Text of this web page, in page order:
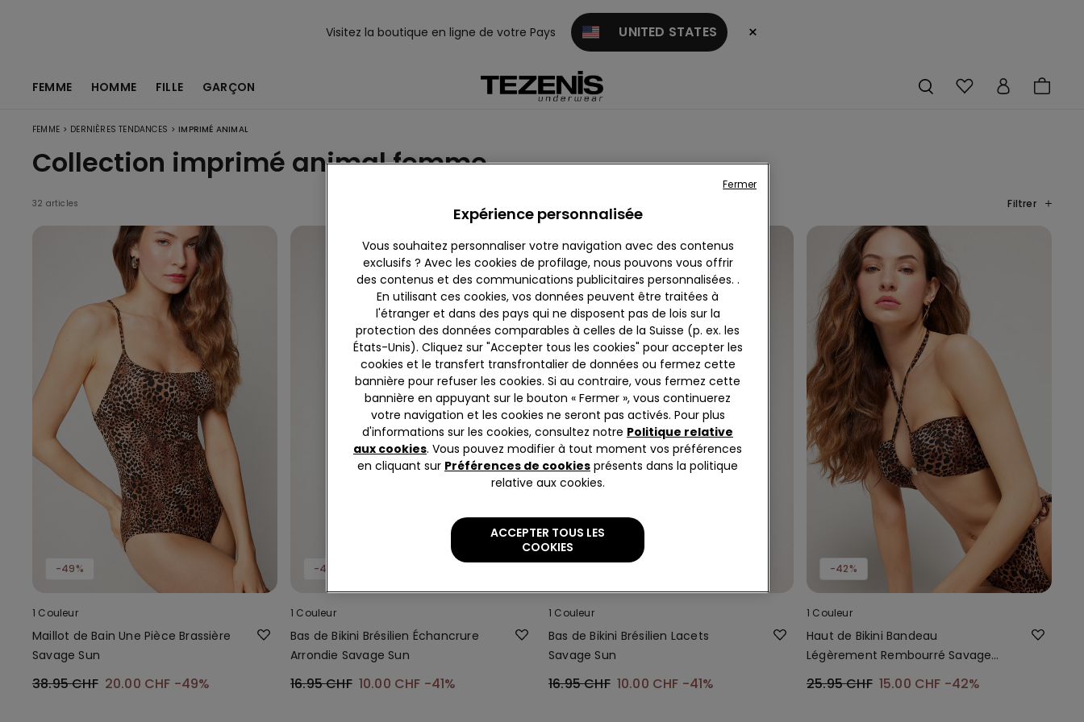
Visitez la boutique en ligne de votre Pays UNITED STATES ×
FEMME HOMME FILLE GARÇON
FEMME > DERNIÈRES TENDANCES > IMPRIMÉ ANIMAL
Collection imprimé animal femme
32 articles Filtrer
-49%
1 Couleur
Maillot de Bain Une Pièce Brassière
Savage Sun
38.95 CHF 20.00 CHF -49%
-41%
1 Couleur
Bas de Bikini Brésilien Échancrure
Arrondie Savage Sun
16.95 CHF 10.00 CHF -41%
1 Couleur
Bas de Bikini Brésilien Lacets
Savage Sun
16.95 CHF 10.00 CHF -41%
-42%
1 Couleur
Haut de Bikini Bandeau
Légèrement Rembourré Savage
25.95 CHF 15.00 CHF -42%
Expérience personnalisée
Vous souhaitez personnaliser votre navigation avec des contenus
exclusifs ? Avec les cookies de profilage, nous pouvons vous offrir
des contenus et des communications publicitaires personnalisées. .
En utilisant ces cookies, vos données peuvent être traitées à
l'étranger et dans des pays qui ne disposent pas de lois sur la
protection des données comparables à celles de la Suisse (p. ex. les
États-Unis). Cliquez sur "Accepter tous les cookies" pour accepter les
cookies et le transfert transfrontalier de données ou fermez cette
bannière pour refuser les cookies. Si au contraire, vous fermez cette
bannière en appuyant sur le bouton « Fermer », vous continuerez
votre navigation et les cookies ne seront pas activés. Pour plus
d'informations sur les cookies, consultez notre Politique relative
aux cookies. Vous pouvez modifier à tout moment vos préférences
en cliquant sur Préférences de cookies présents dans la politique
relative aux cookies.
ACCEPTER TOUS LES
COOKIES
Fermer